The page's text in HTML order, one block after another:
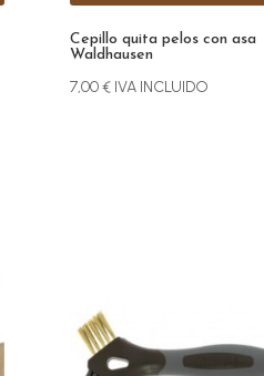
Cepillo quita pelos con asa
Waldhausen
7,00€ IVA INCLUIDO